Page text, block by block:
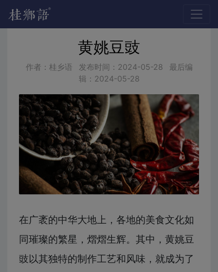
黄姚豆豉
作者：桂乡语 发布时间： 2024-05-28
最后编
辑： 2024-05-28
在广袤的中华大地上，各地的美食文化如
同璀璨的繁星，熠熠生辉。其中，黄姚豆
豉以其独特的制作工艺和风味，就成为了